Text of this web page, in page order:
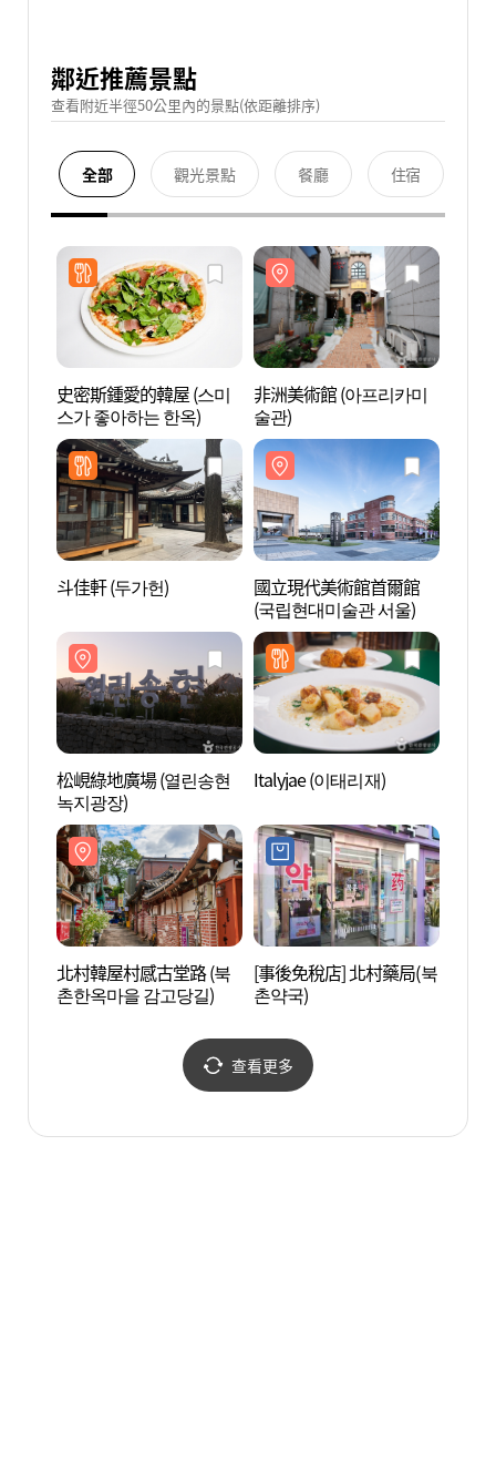
鄰近推薦景點
查看附近半徑50公里內的景點(依距離排序)
全部 觀光景點 餐廳 住宿
史密斯鍾愛的韓屋 (스미
스가 좋아하는 한옥)
非洲美術館 (아프리카미
술관)
斗佳軒 (두가헌)
國立現代美術館首爾館
(국립현대미술관 서울)
松峴綠地廣場 (열린송현
녹지광장)
Italyjae (이태리재)
北村韓屋村感古堂路 (북
촌한옥마을 감고당길)
[事後免稅店] 北村藥局(북
촌약국)
查看更多